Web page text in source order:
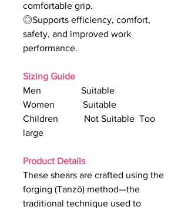
comfortable grip.
◎Supports efficiency, comfort,
safety, and improved work
performance.
Sizing Guide
Men Suitable
Women Suitable
Children Not Suitable Too
large
Product Details
These shears are crafted using the
forging (Tanzō) method—the
traditional technique used to